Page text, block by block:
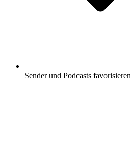
Sender und Podcasts favorisieren